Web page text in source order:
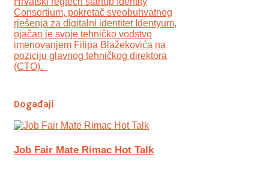
Consortium, pokretač sveobuhvatnog
rješenja za digitalni identitet Identyum,
ojаčao je svoje tehničko vodstvo
imenovanjem Filipa Blažekovića na
poziciju glavnog tehničkog direktora
(CTO).
Događaji
Job Fair Mate Rimac Hot Talk